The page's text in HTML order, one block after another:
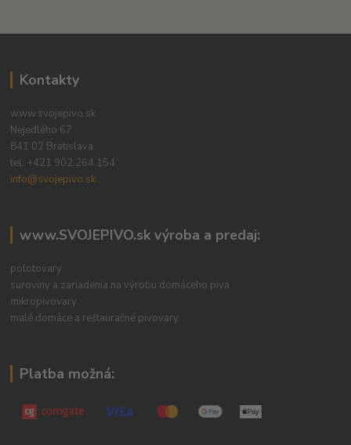
Kontakty
www.svojepivo.sk
Nejedlého 67
841 02 Bratislava
tel: +421 902 264 154
info@svojepivo.sk
www.SVOJEPIVO.sk výroba a predaj:
polotovary
suroviny a zariadenia na výrobu domáceho piva
mikropivovary
malé domáce a reštauračné pivovary.
Platba možná: